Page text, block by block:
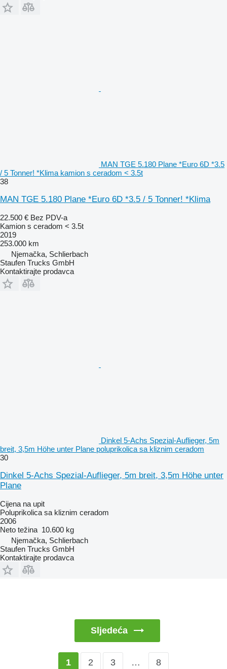
MAN TGE 5.180 Plane *Euro 6D *3.5
/ 5 Tonner! *Klima kamion s ceradom < 3.5t
38
MAN TGE 5.180 Plane *Euro 6D *3.5 / 5 Tonner! *Klima
22.500 € Bez PDV-a
Kamion s ceradom < 3.5t
2019
253.000 km
Njemačka, Schlierbach
Staufen Trucks GmbH
Kontaktirajte prodavca
Dinkel 5-Achs Spezial-Auflieger, 5m
breit, 3,5m Höhe unter Plane poluprikolica sa kliznim ceradom
30
Dinkel 5-Achs Spezial-Auflieger, 5m breit, 3,5m Höhe unter
Plane
Cijena na upit
Poluprikolica sa kliznim ceradom
2006
Neto težina 10.600 kg
Njemačka, Schlierbach
Staufen Trucks GmbH
Kontaktirajte prodavca
Sljedeća
1 2 3 … 8